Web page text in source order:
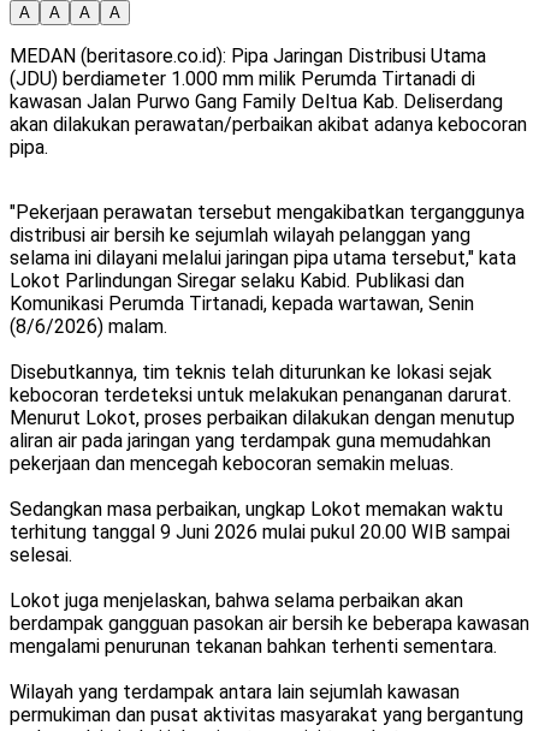
A A A A
MEDAN (beritasore.co.id): Pipa Jaringan Distribusi Utama
(JDU) berdiameter 1.000 mm milik Perumda Tirtanadi di
kawasan Jalan Purwo Gang Family Deltua Kab. Deliserdang
akan dilakukan perawatan/perbaikan akibat adanya kebocoran
pipa.
"Pekerjaan perawatan tersebut mengakibatkan terganggunya
distribusi air bersih ke sejumlah wilayah pelanggan yang
selama ini dilayani melalui jaringan pipa utama tersebut," kata
Lokot Parlindungan Siregar selaku Kabid. Publikasi dan
Komunikasi Perumda Tirtanadi, kepada wartawan, Senin
(8/6/2026) malam.
Disebutkannya, tim teknis telah diturunkan ke lokasi sejak
kebocoran terdeteksi untuk melakukan penanganan darurat.
Menurut Lokot, proses perbaikan dilakukan dengan menutup
aliran air pada jaringan yang terdampak guna memudahkan
pekerjaan dan mencegah kebocoran semakin meluas.
Sedangkan masa perbaikan, ungkap Lokot memakan waktu
terhitung tanggal 9 Juni 2026 mulai pukul 20.00 WIB sampai
selesai.
Lokot juga menjelaskan, bahwa selama perbaikan akan
berdampak gangguan pasokan air bersih ke beberapa kawasan
mengalami penurunan tekanan bahkan terhenti sementara.
Wilayah yang terdampak antara lain sejumlah kawasan
permukiman dan pusat aktivitas masyarakat yang bergantung